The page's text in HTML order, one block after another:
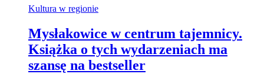
Kultura w regionie
Mysłakowice w centrum tajemnicy.
Książka o tych wydarzeniach ma
szansę na bestseller